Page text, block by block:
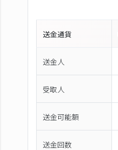
送金通貨
送金人
受取人
送金可能額
送金回数